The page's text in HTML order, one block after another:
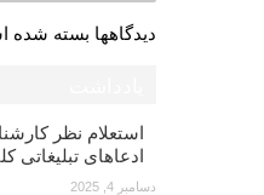
دیدگاهها بسته شده
استعلام نظر
ادعاهای تبلیغاتی
دسامبر 4, 2025